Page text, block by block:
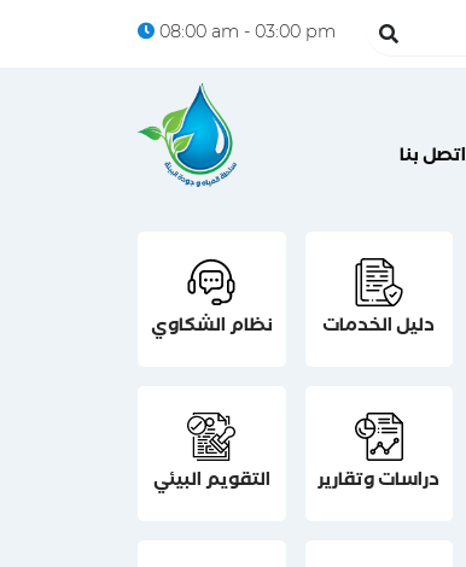
08:00 am - 03:00 pm
اتصل بنا
دليل الخدمات نظام الشكاوي
دراسات وتقارير التقويم البيئي